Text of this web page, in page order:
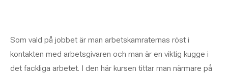
Som vald på jobbet är man arbetskamraternas röst i
kontakten med arbetsgivaren och man är en viktig kugge i
det fackliga arbetet. I den här kursen tittar man närmare på